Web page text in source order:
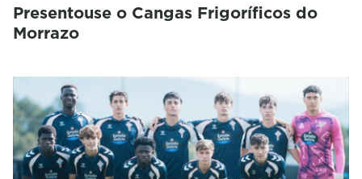
Presentouse o Cangas Frigoríficos do
Morrazo